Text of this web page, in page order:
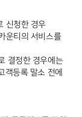
신청한 경우
운티의 서비스를
결정한 경우에는
객등록 말소 전에